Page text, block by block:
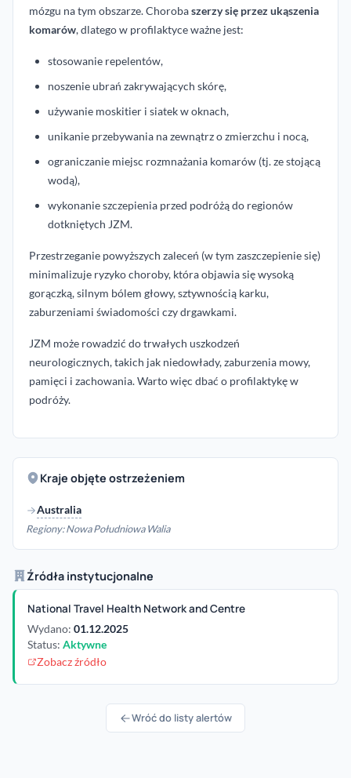
mózgu na tym obszarze. Chorobaszerzy się przez ukąszenia
komarów, dlatego w profilaktyce ważne jest:
stosowanie repelentów,
noszenie ubrań zakrywających skórę,
używanie moskitier i siatek w oknach,
unikanie przebywania na zewnątrz o zmierzchu i nocą,
ograniczanie miejsc rozmnażania komarów (tj. ze stojącą
wodą),
wykonanie szczepienia przed podróżą do regionów
dotkniętych JZM.
Przestrzeganie powyższych zaleceń (w tym zaszczepienie się)
minimalizuje ryzyko choroby, która objawia się wysoką
gorączką, silnym bólem głowy, sztywnością karku,
zaburzeniami świadomości czy drgawkami.
JZM może rowadzić do trwałych uszkodzeń
neurologicznych, takich jak niedowłady, zaburzenia mowy,
pamięci i zachowania. Warto więc dbać o profilaktykę w
podróży.
Kraje objęte ostrzeżeniem
Australia
Regiony: Nowa Południowa Walia
Źródła instytucjonalne
National Travel Health Network and Centre
Wydano: 01.12.2025
Status: Aktywne
Zobacz źródło
Wróć do listy alertów